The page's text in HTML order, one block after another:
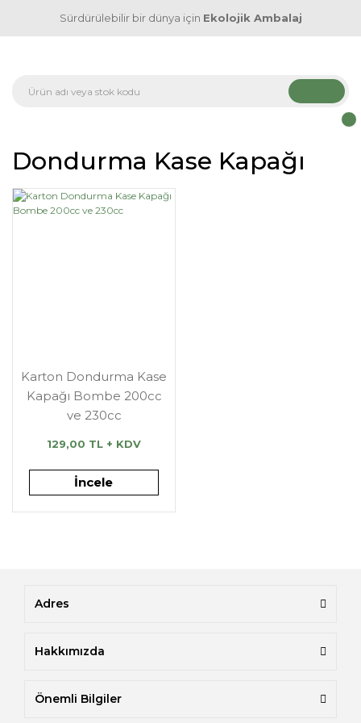
Sürdürülebilir bir dünya için Ekolojik Ambalaj
Dondurma Kase Kapağı
Karton Dondurma Kase
Kapağı Bombe 200cc
ve 230cc
129,00 TL + KDV
İncele
Adres
Hakkımızda
Önemli Bilgiler